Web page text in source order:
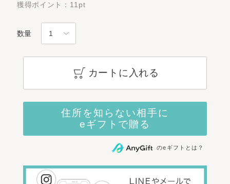
獲得ポイント：11pt
数量
カートに入れる
のeギフトとは？